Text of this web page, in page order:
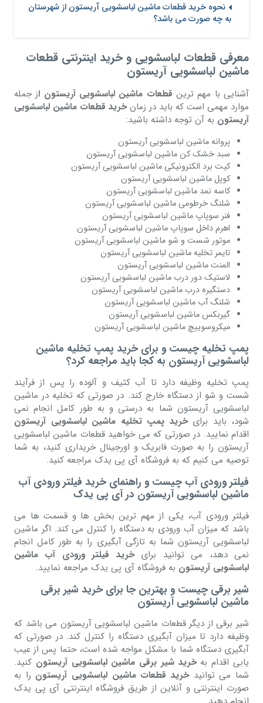
نحوه خرید قطعات ماشین لباسشویی آریستون از شهرستان
به چه صورت می باشد؟
معرفی قطعات لباسشویی و خرید اینترنتی قطعات
ماشین لباسشویی آریستون
آشنایی با مهم ترین قطعات ماشین لباسشویی آریستون از جمله
موارد مهمی است که باید در زمانخرید قطعات ماشین لباسشویی
آریستون به آن توجه داشته باشید:
پروانه ماشین لباسشویی آریستون
سبد خشک کن ماشین لباسشویی آریستون
کیت برد الکترونیکی ماشین لباسشویی آریستون
کوپل ماشین لباسشویی آریستون
کاسه نمد ماشین لباسشویی آریستون
شلنگ خرطومی ماشین لباسشویی آریستون
فنر سوپاپ ماشین لباسشویی آریستون
اهرم داخل سوپاپ ماشین لباسشویی آریستون
موتور شست و شو ماشین لباسشویی آریستون
تایمر تخلیه ماشین لباسشویی آریستون
المنت ماشین لباسشویی آریستون
لاستیک دور درب ماشین لباسشویی آریستون
دستگیره درب ماشین لباسشویی آریستون
شلنگ آب ماشین لباسشویی آریستون
گیربکس ماشین لباسشویی آریستون
میکروسوییچ ماشین لباسشویی آریستون
پمپ تخلیه چیست و برای خرید پمپ تخلیه ماشین
لباسشویی آریستون به کجا باید مراجعه کرد؟
پمپ تخلیه وظیفه دارد تا آب کثیف و آلوده را پس از فرآیند
شست و شو از دستگاه خارج کند. در صورتی که تخلیه در ماشین
لباسشویی آریستون شما به درستی و به طور کامل انجام نمی
شود، باید برایخرید پمپ تخلیه ماشین لباسشویی آریستون
اقدام نمایید. در صورتی که می خواهید قطعات ماشین لباسشویی
آریستون را به صورت فابریک و اورجینال خریداری کنید، به شما
توصیه می کنیم که به فروشگاه آی پی یدک مراجعه کنید.
فیلتر ورودی آب چیست و راهنمای خرید فیلتر ورودی آب
ماشین لباسشویی آریستون در آی پی یدک
فیلتر ورودی آب، یکی از مهم ترین بخش ها و قسمت ها می
باشد که میزان آب ورودی به دستگاه را کنترل می کند. اگر ماشین
لباسشویی آریستون شما به تازگی آبگیری را به طور کامل انجام
نمی دهد، می توانید برایخرید فیلتر ورودی آب ماشین
لباسشویی آریستون به فروشگاه آی پی یدک مراجعه نمایید.
شیر برقی چیست و بهترین جا برای خرید شیر برقی
ماشین لباسشویی آریستون
شیر برقی از دیگر قطعات ماشین لباسشویی آریستون می باشد که
وظیفه دارد تا میزان آبگیری دستگاه را کنترل کند. در صورتی که
آبگیری دستگاه شما با مشکل مواجه شده است، حتما پس از عیب
یابی اقدام بهخرید شیر برقی ماشین لباسشویی آریستون کنید.
شما می توانیدخرید قطعات ماشین لباسشویی آریستون را به
صورت اینترنتی و آنلاین از طریق فروشگاه اینترنتی آی پی یدک